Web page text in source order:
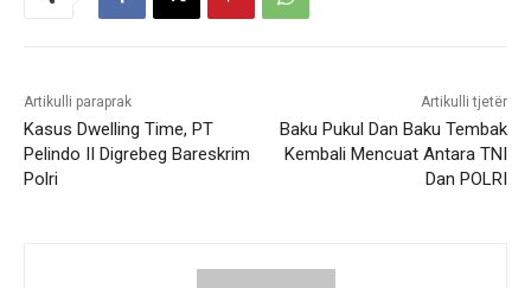
Artikulli paraprak
Kasus Dwelling Time, PT
Pelindo II Digrebeg Bareskrim
Polri
Artikulli tjetër
Baku Pukul Dan Baku Tembak
Kembali Mencuat Antara TNI
Dan POLRI